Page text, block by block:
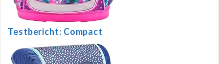
Testbericht: Compact